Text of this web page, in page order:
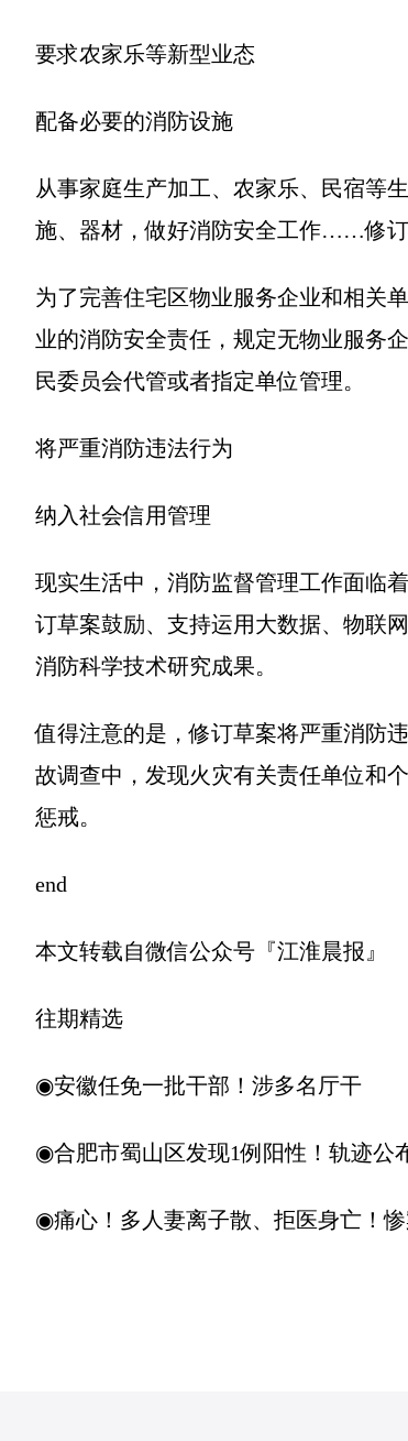
要求农家乐等新型业态
配备必要的消防设施
从事家庭生产加工、农家乐、民宿等
施、器材，做好消防安全工作……修订
为了完善住宅区物业服务企业和相关
业的消防安全责任，规定无物业服务
民委员会代管或者指定单位管理。
将严重消防违法行为
纳入社会信用管理
现实生活中，消防监督管理工作面临
订草案鼓励、支持运用大数据、物联
消防科学技术研究成果。
值得注意的是，修订草案将严重消防
故调查中，发现火灾有关责任单位和
惩戒。
end
本文转载自微信公众号『江淮晨报』
往期精选
◉安徽任免一批干部！涉多名厅干
◉合肥市蜀山区发现1例阳性！轨迹公
◉痛心！多人妻离子散、拒医身亡！